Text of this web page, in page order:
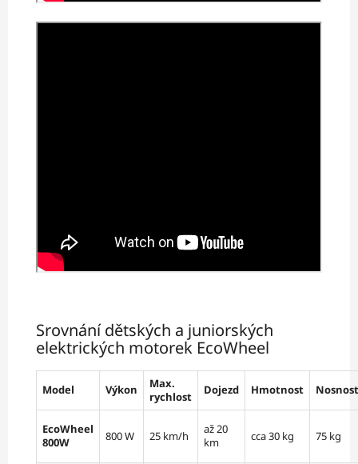
Srovnání dětských a juniorských
elektrických motorek EcoWheel
Model Výkon
Max.
rychlost
Dojezd Hmotnost Nosnost
EcoWheel
800W
800 W 25 km/h
až 20
km
cca 30 kg 75 kg